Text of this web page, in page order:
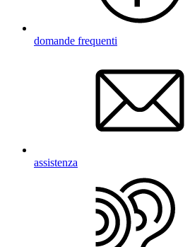
domande frequenti
assistenza